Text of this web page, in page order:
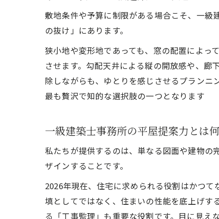
敷地条件や予算に制限がある場合こそ、一級
の抜け」にあります。
狭小地や変形地であっても、窓の配置によっ
させます。勾配天井による縦の開放感や、
除しながらも、ゆとりを感じさせるプランニ
最も贅沢で知的な選択肢の一つとなります
一級建築士事務所の平屋提案力とは
私たちが提供するのは、単なる図面や建物の
ザインすることです。
2026年現在、住宅に求められる役割はかつ
填としてではなく、住まいの性能を底上げす
る「工事監理」も重要な役割です。目に見